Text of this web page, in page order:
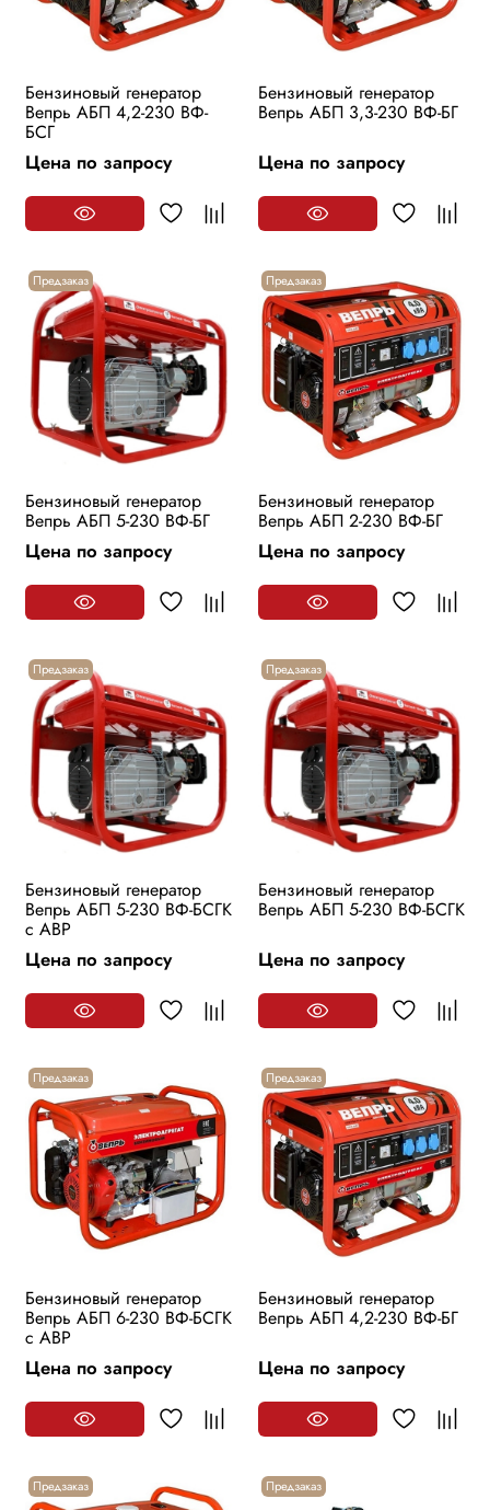
Бензиновый генератор
Вепрь АБП 4,2-230 ВФ-
БСГ
Цена по запросу
Бензиновый генератор
Вепрь АБП 3,3-230 ВФ-БГ
Цена по запросу
Предзаказ
Бензиновый генератор
Вепрь АБП 5-230 ВФ-БГ
Цена по запросу
Предзаказ
Бензиновый генератор
Вепрь АБП 2-230 ВФ-БГ
Цена по запросу
Предзаказ
Бензиновый генератор
Вепрь АБП 5-230 ВФ-БСГК
с АВР
Цена по запросу
Предзаказ
Бензиновый генератор
Вепрь АБП 5-230 ВФ-БСГК
Цена по запросу
Предзаказ
Бензиновый генератор
Вепрь АБП 6-230 ВФ-БСГК
с АВР
Цена по запросу
Предзаказ
Бензиновый генератор
Вепрь АБП 4,2-230 ВФ-БГ
Цена по запросу
Предзаказ Предзаказ